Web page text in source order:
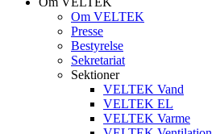
Om VELTEK
Presse
Bestyrelse
Sekretariat
Sektioner
VELTEK Vand
VELTEK EL
VELTEK Varme